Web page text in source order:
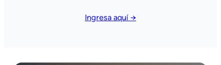
Ingresa aquí →